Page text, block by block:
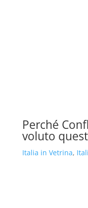
Perché
voluto
Italia in Vetrina,